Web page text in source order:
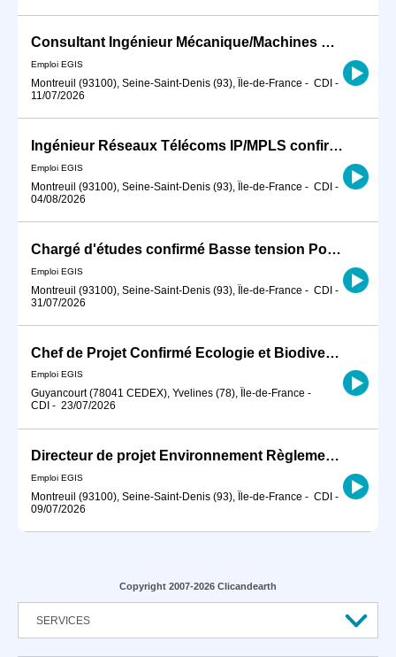
Consultant Ingénieur Mécanique/Machines Spéciales H/F
Emploi EGIS
Montreuil (93100), Seine-Saint-Denis (93), Île-de-France - CDI -
11/07/2026
Ingénieur Réseaux Télécoms IP/MPLS confirmé - Projets ferroviaires H/F
Emploi EGIS
Montreuil (93100), Seine-Saint-Denis (93), Île-de-France - CDI -
04/08/2026
Chargé d'études confirmé Basse tension Postes HTB H/F
Emploi EGIS
Montreuil (93100), Seine-Saint-Denis (93), Île-de-France - CDI -
31/07/2026
Chef de Projet Confirmé Ecologie et Biodiversité H/F
Emploi EGIS
Guyancourt (78041 CEDEX), Yvelines (78), Île-de-France -
CDI - 23/07/2026
Directeur de projet Environnement Règlementaire Confirmé H/F
Emploi EGIS
Montreuil (93100), Seine-Saint-Denis (93), Île-de-France - CDI -
09/07/2026
Copyright 2007-2026 Clicandearth
SERVICES